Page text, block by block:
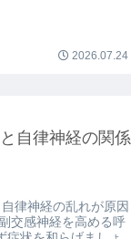
2026.07.24
自律神経の関係
律神経の乱れが原因
交感神経を高める呼